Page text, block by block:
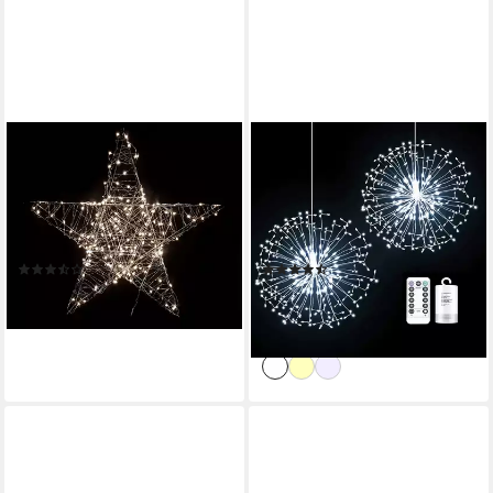
LED Stern LED Metall Stern
silber mit Timer 38 cm - 80
LED, Timer, warm weiß,
Weihnachts Fenster Deko für
Außen
(2)
ab 29,95 €
lieferbar - in 3-4 Werktagen bei dir
LED-Lichterkette Feuerwerk,
198LEDs, Timer, Für Hochzeit
Weihnachtsdeko,
Fernbedienung, Kupferdraht,
Batterie
(2)
ab 49,99 € UVP 69,99 €
-29%